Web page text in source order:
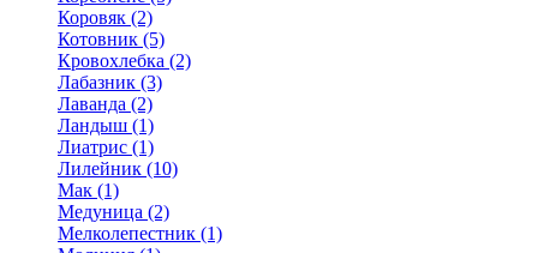
Коровяк (2)
Котовник (5)
Кровохлебка (2)
Лабазник (3)
Лаванда (2)
Ландыш (1)
Лиатрис (1)
Лилейник (10)
Мак (1)
Медуница (2)
Мелколепестник (1)